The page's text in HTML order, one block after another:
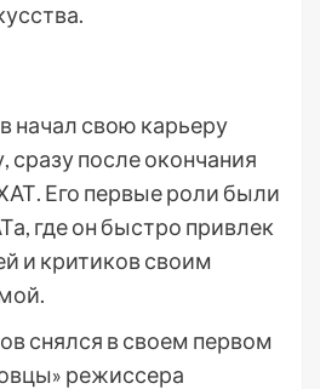
начал свою карьеру
сразу после окончания
Его первые роли были
где он быстро привлек
и критиков своим
снялся в своем первом
режиссера